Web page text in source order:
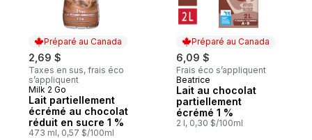
Préparé au Canada
2,69 $
Taxes en sus, frais éco
s’appliquent
Préparé au Canada
Milk 2 Go
Lait partiellement
écrémé au chocolat
réduit en sucre 1 %
473 ml, 0,57 $/100ml
Préparé au Canada
6,09 $
Frais éco s’appliquent
Préparé au Canada
Beatrice
Lait au chocolat
partiellement
écrémé 1 %
2 l, 0,30 $/100ml